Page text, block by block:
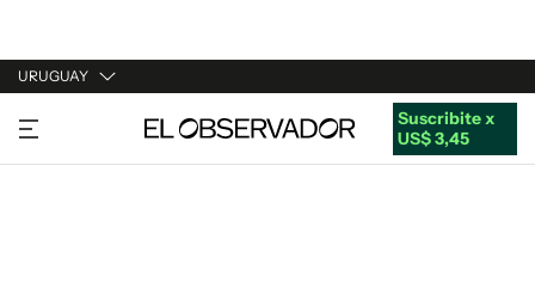
URUGUAY
URUGUAY
ARGENTINA
Suscribite x
US$ 3,45